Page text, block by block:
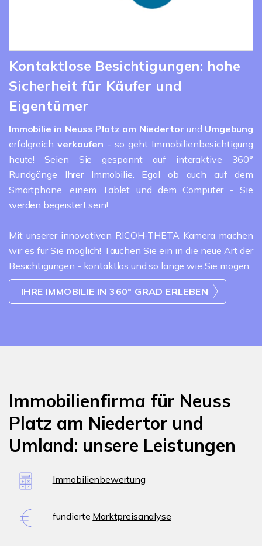
Kontaktlose Besichtigungen: hohe
Sicherheit für Käufer und
Eigentümer
Immobilie in Neuss Platz am Niedertor und Umgebung
erfolgreich verkaufen - so geht Immobilienbesichtigung
heute! Seien Sie gespannt auf interaktive 360°
Rundgänge Ihrer Immobilie. Egal ob auch auf dem
Smartphone, einem Tablet und dem Computer - Sie
werden begeistert sein!
Mit unserer innovativen RICOH-THETA Kamera machen
wir es für Sie möglich! Tauchen Sie ein in die neue Art der
Besichtigungen - kontaktlos und so lange wie Sie mögen.
IHRE IMMOBILIE IN 360° GRAD ERLEBEN
Immobilienfirma für Neuss
Platz am Niedertor und
Umland: unsere Leistungen
Immobilienbewertung
fundierte Marktpreisanalyse